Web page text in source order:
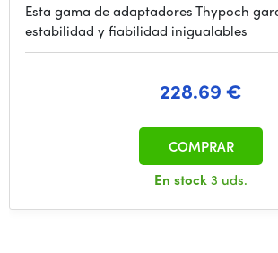
Esta gama de adaptadores Thypoch
estabilidad y fiabilidad inigualables
228.69 €
En stock3 uds.
COMPRAR